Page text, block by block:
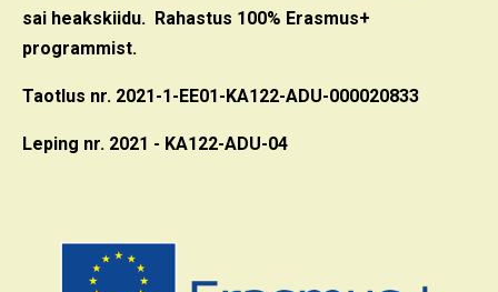
sai heakskiidu. Rahastus 100% Erasmus+
programmist.
Taotlus nr. 2021-1-EE01-KA122-ADU-000020833
Leping nr. 2021 - KA122-ADU-04